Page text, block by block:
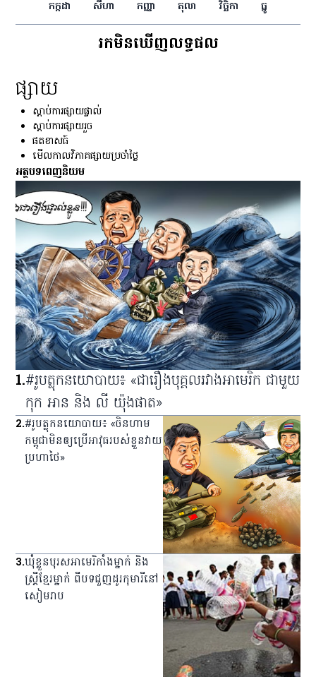
កក្កដា សីហា កញ្ញា តុលា វិច្ឆិកា ធ្នូ
រកមិនឃើញលទ្ធផល
ផ្សាយ
ស្ដាប់ការផ្សាយផ្ទាល់
ស្ដាប់ការផ្សាយរួច
ផតខាសធ៍
មើលកាលវិភាគផ្សាយប្រចាំថ្ងៃ
អត្ថបទពេញនិយម
1.#រូបត្លុកនយោបាយ៖ «ជារឿងបុគ្គលរវាងអាមេរិក ជាមួយ
កុក អាន និង លី យ៉ុងផាត»
2.#រូបត្លុកនយោបាយ៖ «ចិនហាម
កម្ពុជាមិនឲ្យប្រើអាវុធរបស់ខ្លួនវាយ
ប្រហាថៃ»
3.ឃុំ​ខ្លួន​បុរស​អាមេរិកាំង​ម្នាក់ និង​
ស្ត្រី​ខ្មែរ​ម្នាក់ ពី​បទ​ជួញ​ដូរ​កុមារី​នៅ​
សៀមរាប